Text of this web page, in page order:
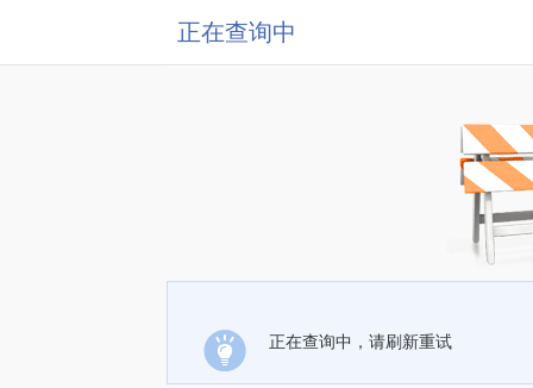
正在查询中
正在查询中，请刷新重试